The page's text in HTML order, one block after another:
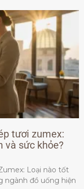
tươi zumex:
và sức khỏe?
Loại nào tốt
ngành đồ uống hiện